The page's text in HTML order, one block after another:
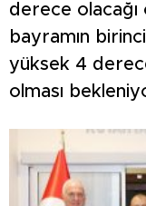
derece olacağı
bayramın
yüksek 4
olması